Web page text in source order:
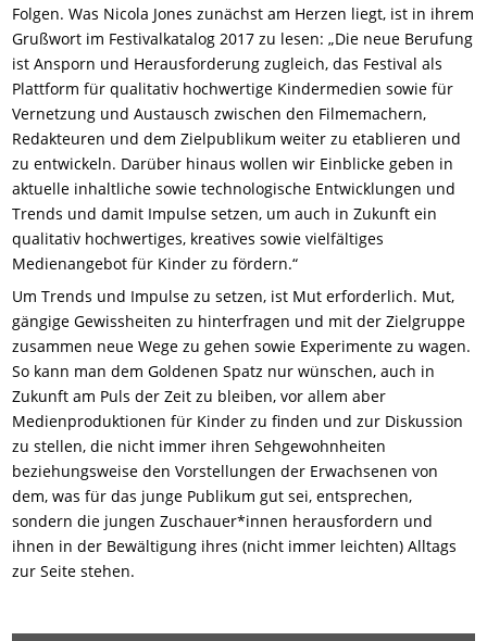
Folgen. Was Nicola Jones zunächst am Herzen liegt, ist in ihrem
Grußwort im Festivalkatalog 2017 zu lesen: „Die neue Berufung
ist Ansporn und Herausforderung zugleich, das Festival als
Plattform für qualitativ hochwertige Kindermedien sowie für
Vernetzung und Austausch zwischen den Filmemachern,
Redakteuren und dem Zielpublikum weiter zu etablieren und
zu entwickeln. Darüber hinaus wollen wir Einblicke geben in
aktuelle inhaltliche sowie technologische Entwicklungen und
Trends und damit Impulse setzen, um auch in Zukunft ein
qualitativ hochwertiges, kreatives sowie vielfältiges
Medienangebot für Kinder zu fördern.“
Um Trends und Impulse zu setzen, ist Mut erforderlich. Mut,
gängige Gewissheiten zu hinterfragen und mit der Zielgruppe
zusammen neue Wege zu gehen sowie Experimente zu wagen.
So kann man dem Goldenen Spatz nur wünschen, auch in
Zukunft am Puls der Zeit zu bleiben, vor allem aber
Medienproduktionen für Kinder zu finden und zur Diskussion
zu stellen, die nicht immer ihren Sehgewohnheiten
beziehungsweise den Vorstellungen der Erwachsenen von
dem, was für das junge Publikum gut sei, entsprechen,
sondern die jungen Zuschauer*innen herausfordern und
ihnen in der Bewältigung ihres (nicht immer leichten) Alltags
zur Seite stehen.